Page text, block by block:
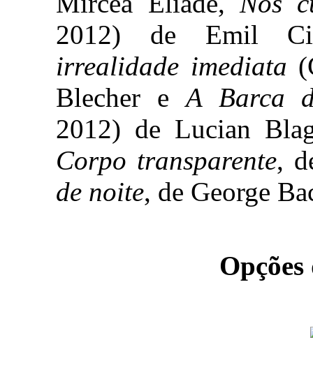
2012) de Emil
irrealidade imediata
Blecher eA Barca
2012) de Lucian
Corpo transparente,
de noite, de George